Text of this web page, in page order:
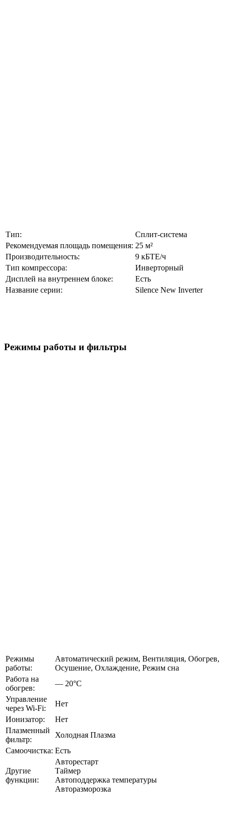
Тип:
Сплит-система
Рекомендуемая площадь помещения: 25 м²
Производительность:
9 кБТЕ/ч
Тип компрессора:
Инверторный
Дисплей на внутреннем блоке:
Есть
Название серии:
Silence New Inverter
Режимы работы и фильтры
Режимы
работы:
Автоматический режим, Вентиляция, Обогрев,
Осушение, Охлаждение, Режим сна
Работа на
обогрев:
— 20°C
Управление
через Wi-Fi:
Нет
Ионизатор:
Нет
Плазменный
фильтр:
Холодная Плазма
Самоочистка: Есть
Другие
функции:
Авторестарт
Таймер
Автоподдержка температуры
Авторазморозка